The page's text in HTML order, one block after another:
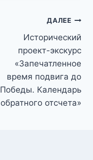
ДАЛЕЕ
Исторический
проект-экскурс
«Запечатленное
время подвига до
Победы. Календарь
обратного отсчета»